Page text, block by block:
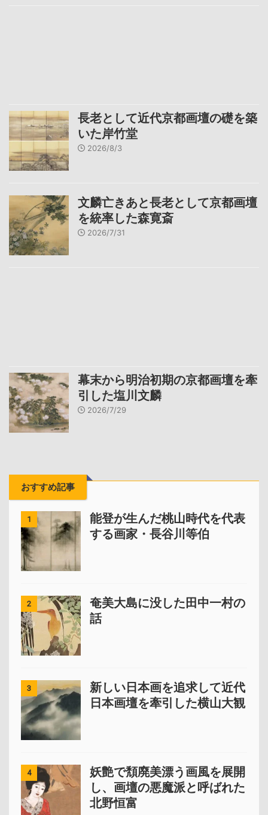
長老として近代京都画壇の礎を築
いた岸竹堂
2026/8/3
文麟亡きあと長老として京都画壇
を統率した森寛斎
2026/7/31
幕末から明治初期の京都画壇を牽
引した塩川文麟
2026/7/29
おすすめ記事
1
能登が生んだ桃山時代を代表
する画家・長谷川等伯
2
奄美大島に没した田中一村の
話
3
新しい日本画を追求して近代
日本画壇を牽引した横山大観
4
妖艶で頽廃美漂う画風を展開
し、画壇の悪魔派と呼ばれた
北野恒富